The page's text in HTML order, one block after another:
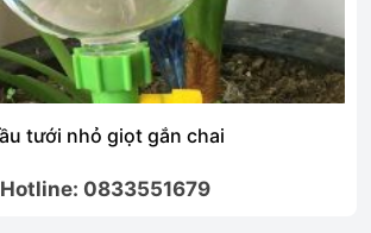
tưới nhỏ giọt gắn chai
Hotline: 0833551679